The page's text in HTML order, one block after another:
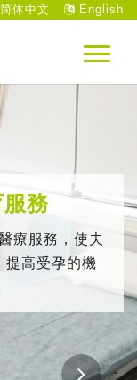
简体中文 English
務
療服務，使夫
提高受孕的機